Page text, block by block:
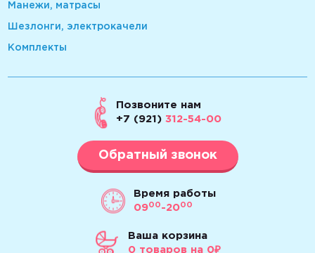
Манежи, матрасы
Шезлонги, электрокачели
Комплекты
Позвоните нам
+7 (921) 312-54-00
Обратный звонок
Время работы
0900 -2000
Ваша корзина
0 товаров на 0₽